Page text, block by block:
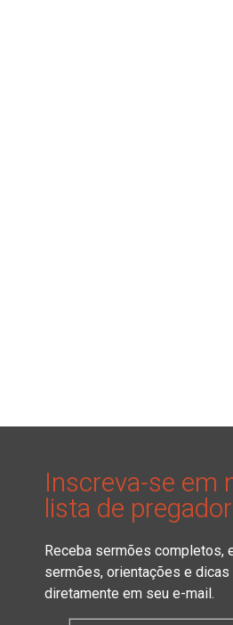
Inscreva-se em
lista de
Receba sermões completos,
sermões, orientações e
diretamente em seu e-mail.